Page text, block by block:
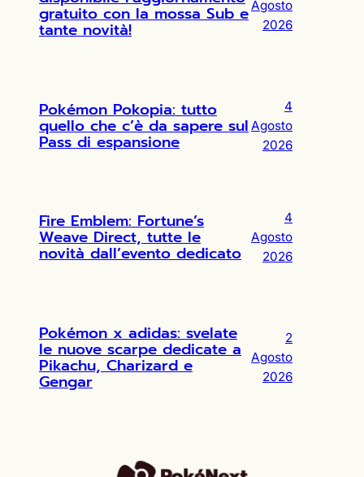
gratuito con la mossa Sub e
tante novità!
Agosto
2026
Pokémon Pokopia: tutto
quello che c’è da sapere sul
Pass di espansione
4
Agosto
2026
Fire Emblem: Fortune’s
Weave Direct, tutte le
novità dall’evento dedicato
4
Agosto
2026
Pokémon x adidas: svelate
le nuove scarpe dedicate a
Pikachu, Charizard e
Gengar
2
Agosto
2026